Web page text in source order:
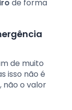
de forma
de muito
isso não é
não o valor